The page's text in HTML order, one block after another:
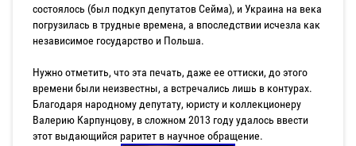
состоялось (был подкуп депутатов Сейма), и Украина на века
погрузилась в трудные времена, а впоследствии исчезла как
независимое государство и Польша.
Нужно отметить, что эта печать, даже ее оттиски, до этого
времени были неизвестны, а встречались лишь в контурах.
Благодаря народному депутату, юристу и коллекционеру
Валерию Карпунцову, в сложном 2013 году удалось ввести
этот выдающийся раритет в научное обращение.